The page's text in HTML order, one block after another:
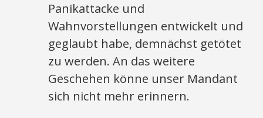
Panikattacke und
Wahnvorstellungen entwickelt und
geglaubt habe, demnächst getötet
zu werden. An das weitere
Geschehen könne unser Mandant
sich nicht mehr erinnern.